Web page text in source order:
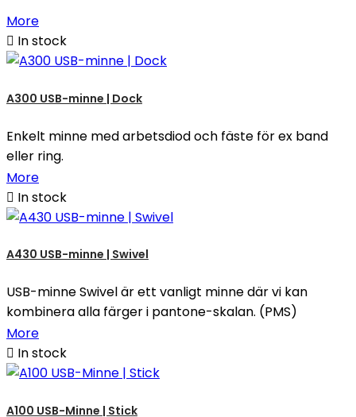
More
 In stock
A300 USB-minne | Dock
Enkelt minne med arbetsdiod och fäste för ex band
eller ring.
More
 In stock
A430 USB-minne | Swivel
USB-minne Swivel är ett vanligt minne där vi kan
kombinera alla färger i pantone-skalan. (PMS)
More
 In stock
A100 USB-Minne | Stick